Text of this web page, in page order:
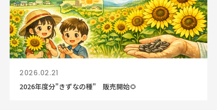
2026.02.21
2026年度分"きずなの種" 販売開始🌻